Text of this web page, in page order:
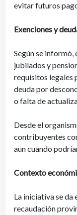
evitar futuros
Exenciones y
Según se
jubilados y
requisitos legales
deuda por
o falta de
Desde el
contribuyentes
aun cuando
Contexto
La iniciativa se da
recaudación